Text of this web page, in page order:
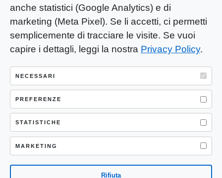
anche statistici (Google Analytics) e di
marketing (Meta Pixel). Se li accetti, ci permetti
semplicemente di tracciare le visite. Se vuoi
capire i dettagli, leggi la nostra Privacy Policy.
NECESSARI
PREFERENZE
STATISTICHE
MARKETING
Rifiuta
YOU-ng Slow Journalism è una testata
giornalistica di proprietà di Mastino S.R.L.
Registrazione presso Trib. Santa Maria
Capua Vetere (CE) n° 900 del 31/01/2025 |
ISSN 3103-4683
P.IVA: 04755530617
Sede Legale: CASERTA – VIA LORENZO MARIA
NERONI 11 CAP 81100